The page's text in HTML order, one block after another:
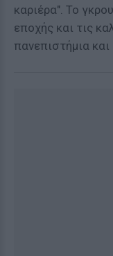
καριέρα". Το
εποχής και τις
πανεπιστήμια